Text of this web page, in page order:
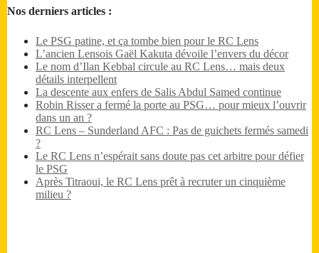
Nos derniers articles :
Le PSG patine, et ça tombe bien pour le RC Lens
L’ancien Lensois Gaël Kakuta dévoile l’envers du décor
Le nom d’Ilan Kebbal circule au RC Lens… mais deux
détails interpellent
La descente aux enfers de Salis Abdul Samed continue
Robin Risser a fermé la porte au PSG… pour mieux l’ouvrir
dans un an ?
RC Lens – Sunderland AFC : Pas de guichets fermés samedi
?
Le RC Lens n’espérait sans doute pas cet arbitre pour défier
le PSG
Après Titraoui, le RC Lens prêt à recruter un cinquième
milieu ?